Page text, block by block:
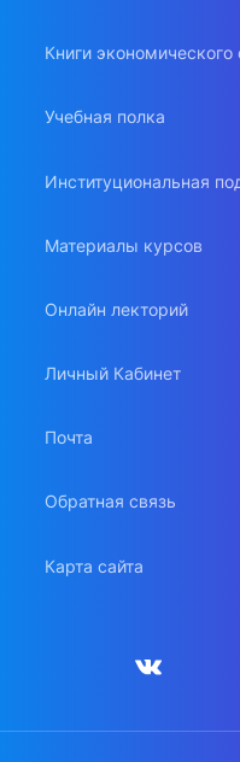
Книги экономического
Учебная полка
Институциональная
Материалы курсов
Онлайн лекторий
Личный Кабинет
Почта
Обратная связь
Карта сайта